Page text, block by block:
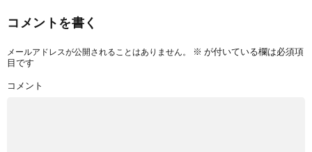
コメントを書く
メールアドレスが公開されることはありません。 ※ が付いている欄は必須項
目です
コメント